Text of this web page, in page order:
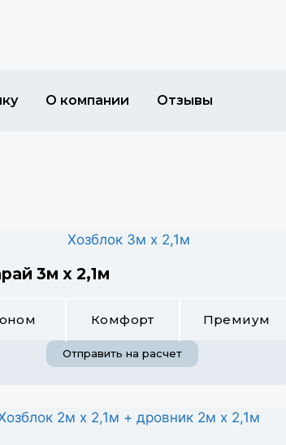
О компании Отзывы
3м х 2,1м
Комфорт Премиум
Отправить на расчет